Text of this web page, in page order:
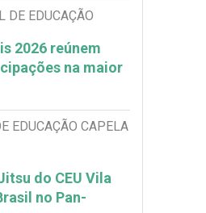
DE EDUCAÇÃO
2026 reúnem
na maior
EDUCAÇÃO CAPELA
do CEU Vila
no Pan-